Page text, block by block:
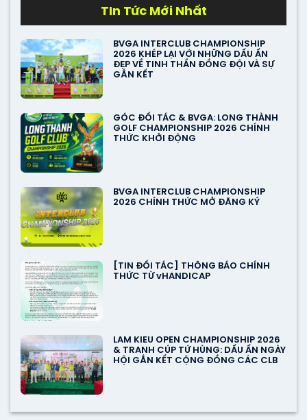
TIn Tức Mới Nhất
BVGA INTERCLUB CHAMPIONSHIP
2026 KHÉP LẠI VỚI NHỮNG DẤU ẤN
ĐẸP VỀ TINH THẦN ĐỒNG ĐỘI VÀ SỰ
GẮN KẾT
GÓC ĐỐI TÁC & BVGA: LONG THÀNH
GOLF CHAMPIONSHIP 2026 CHÍNH
THỨC KHỞI ĐỘNG
BVGA INTERCLUB CHAMPIONSHIP
2026 CHÍNH THỨC MỞ ĐĂNG KÝ
[TIN ĐỐI TÁC] THÔNG BÁO CHÍNH
THỨC TỪ vHANDICAP
LAM KIEU OPEN CHAMPIONSHIP 2026
& TRANH CÚP TỨ HÙNG: DẤU ẤN NGÀY
HỘI GẮN KẾT CỘNG ĐỒNG CÁC CLB